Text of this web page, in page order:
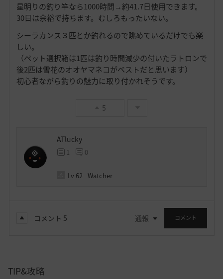
星明りの釣り竿なら1000時間→約41.7日使用できます。
30日は余裕で持ちます。むしろもったいない。
シーラカンス３匹とか釣れるので眺めているだけでも楽
しい。
（ペット選択箱は1匹は釣り時間減少の付いたラトロンで
後2匹は雪花のオオヤマネコがベストだと思います）
初心者ながら釣りの魅力に取り付かれそうです。
5
ATlucky
1 0
Lv 62 Watcher
コメント 5 通報 コメント
TIP&攻略